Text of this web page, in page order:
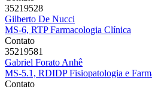
35219528
Gilberto De Nucci
MS-6, RTP Farmacologia Clínica
Contato
35219581
Gabriel Forato Anhê
MS-5.1, RDIDP Fisiopatologia e
Contato